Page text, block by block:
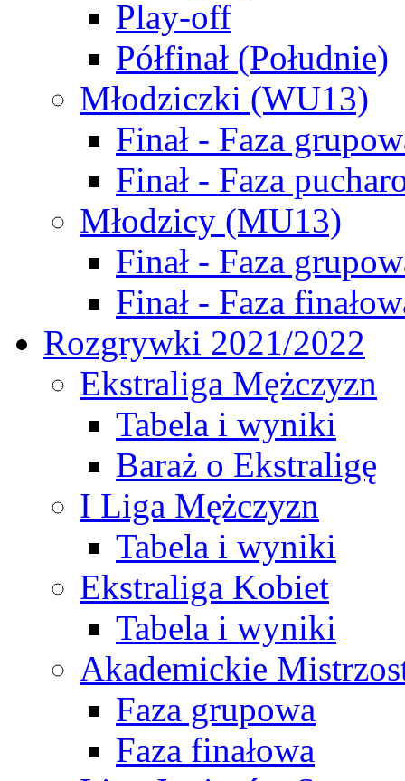
Play-off
Półfinał (Południe)
Młodziczki (WU13)
Finał - Faza
Finał - Faza
Młodzicy (MU13)
Finał - Faza
Finał - Faza
Rozgrywki 2021/2022
Ekstraliga Mężczyzn
Tabela i wyniki
Baraż o Ekstraligę
I Liga Mężczyzn
Tabela i wyniki
Ekstraliga Kobiet
Tabela i wyniki
Akademickie
Faza grupowa
Faza finałowa